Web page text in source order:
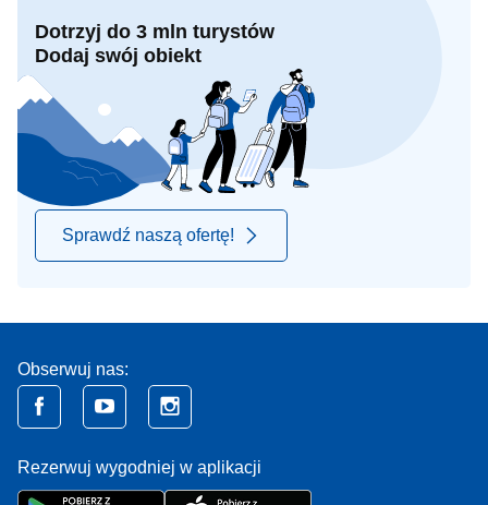
Dotrzyj do 3 mln turystów
Dodaj swój obiekt
Sprawdź naszą ofertę!
Obserwuj nas:
Rezerwuj wygodniej w aplikacji